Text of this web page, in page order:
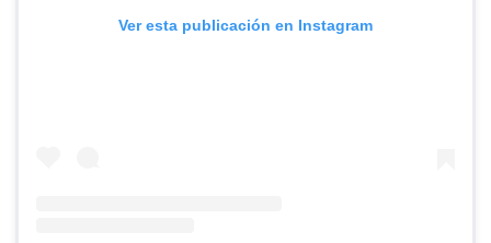
Ver esta publicación en Instagram